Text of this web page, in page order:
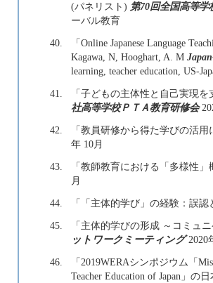
(パネリスト) 第70回全国高等
ーバル教育
40.
「Online Japanese Language
Kagawa, N, Hooghart, A. M
learning, teacher education, US-
41.
「子どもの主体性と自己実現
社高等学校ＰＴＡ教育研修会
42.
「教員研修から得た学びの活
年 10月
43.
「教師教育における「多様性
月
44.
「「主体的学び」の経験：誤
45.
「主体的学びの形成 ～コミュ
ットワークミーティング2020
46.
「2019WERAシンポジウム「
Teacher Education of Japan」